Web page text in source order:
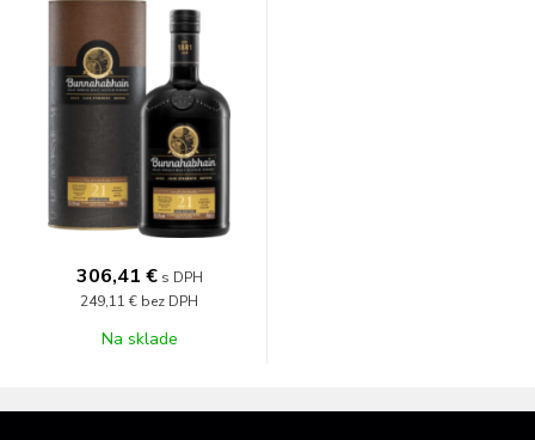
306,41 € s DPH
249,11 € bez DPH
Na sklade